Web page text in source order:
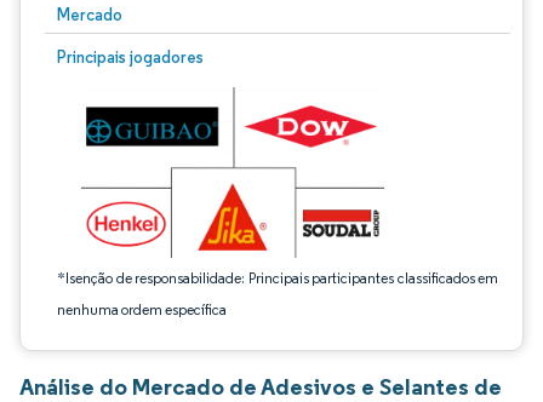
Mercado
Principais jogadores
*Isenção de responsabilidade: Principais participantes classificados em
nenhuma ordem específica
Imagem © Mordor Intelligence. O reuso requer atribuição conforme CC BY 4.0.
Análise do Mercado de Adesivos e Selantes de